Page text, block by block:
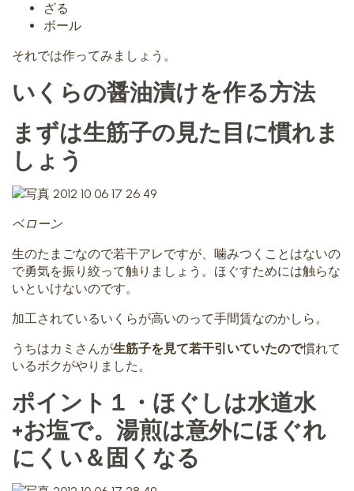
ざる
ボール
それでは作ってみましょう。
いくらの醤油漬けを作る方法
まずは生筋子の見た目に慣れま
しょう
ベローン
生のたまごなので若干アレですが、噛みつくことはないの
で勇気を振り絞って触りましょう。ほぐすためには触らな
いといけないのです。
加工されているいくらが高いのって手間賃なのかしら。
うちはカミさんが生筋子を見て若干引いていたので慣れて
いるボクがやりました。
ポイント１・ほぐしは水道水
+お塩で。湯煎は意外にほぐれ
にくい＆固くなる